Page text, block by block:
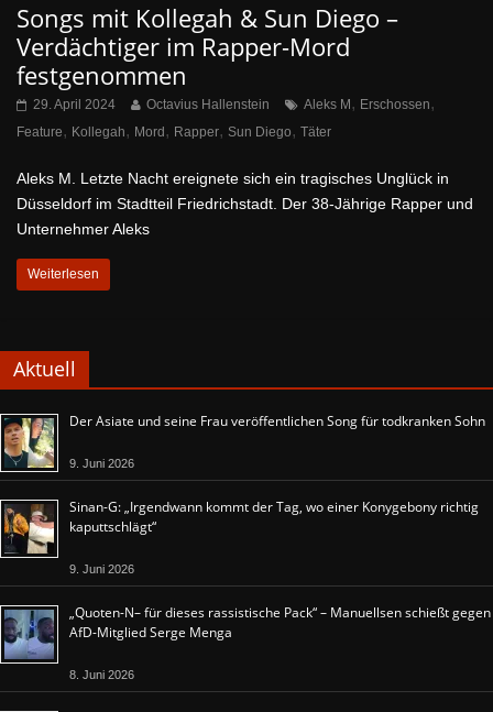
Songs mit Kollegah & Sun Diego –
Verdächtiger im Rapper-Mord
festgenommen
29. April 2024 Octavius Hallenstein Aleks M , Erschossen,
Feature, Kollegah, Mord , Rapper, Sun Diego, Täter
Aleks M. Letzte Nacht ereignete sich ein tragisches Unglück in
Düsseldorf im Stadtteil Friedrichstadt. Der 38-Jährige Rapper und
Unternehmer Aleks
Weiterlesen
Aktuell
Der Asiate und seine Frau veröffentlichen Song für todkranken Sohn
9. Juni 2026
Sinan-G: „Irgendwann kommt der Tag, wo einer Konygebony richtig
kaputtschlägt“
9. Juni 2026
„Quoten-N– für dieses rassistische Pack“ – Manuellsen schießt gegen
AfD-Mitglied Serge Menga
8. Juni 2026